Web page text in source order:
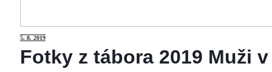
5. 8. 2019
Fotky z tábora 2019 Muži